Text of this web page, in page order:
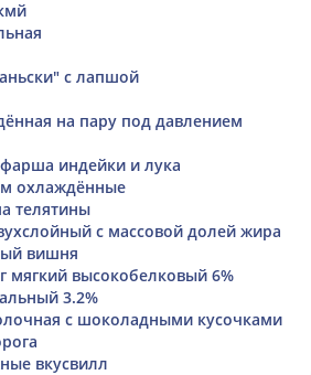
с лапшой
на пару под давлением
индейки и лука
охлаждённые
телятины
с массовой долей жира
вишня
мягкий высокобелковый 6%
3.2%
с шоколадными кусочками
вкусвилл